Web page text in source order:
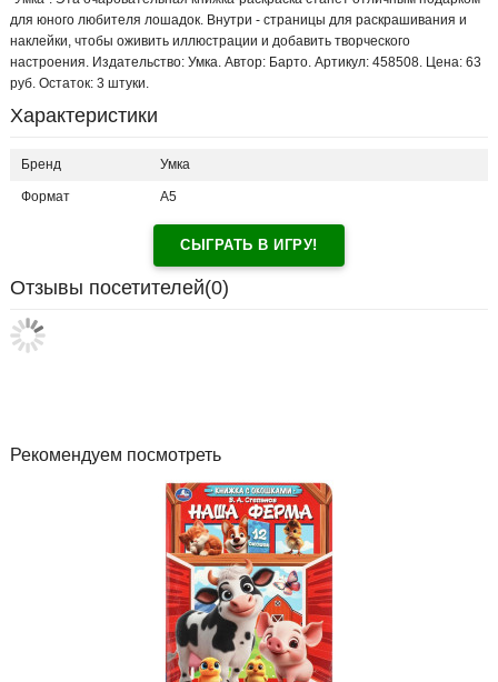
для юного любителя лошадок. Внутри - страницы для раскрашивания и
наклейки, чтобы оживить иллюстрации и добавить творческого
настроения. Издательство: Умка. Автор: Барто. Артикул: 458508. Цена: 63
руб. Остаток: 3 штуки.
Характеристики
Бренд Умка
Формат А5
СЫГРАТЬ В ИГРУ!
Отзывы посетителей(0)
Рекомендуем посмотреть